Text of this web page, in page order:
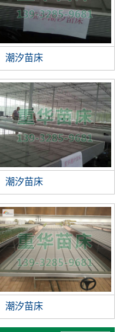
潮汐苗床
潮汐苗床
潮汐苗床